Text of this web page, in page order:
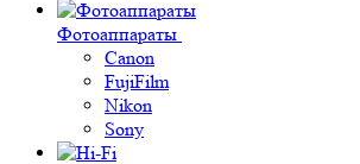
Фотоаппараты
Canon
FujiFilm
Nikon
Sony